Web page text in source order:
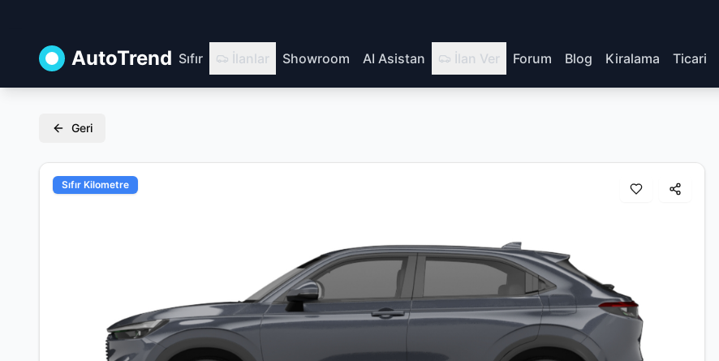
AutoTrend Sıfır İlanlar Showroom AI Asistan İlan Ver Forum Blog Kiralama Ticari
Geri
Sıfır Kilometre